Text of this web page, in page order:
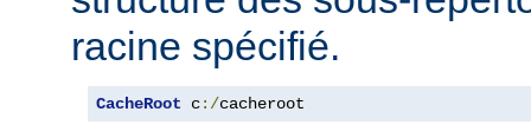
racine spécifié.
CacheRoot c:/cacheroot